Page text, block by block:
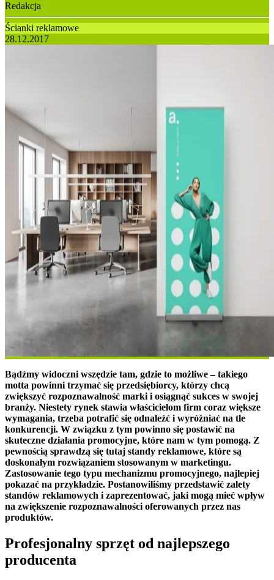
Redakcja
Ścianki reklamowe
28.12.2017
Bądźmy widoczni wszędzie tam, gdzie to możliwe – takiego
motta powinni trzymać się przedsiębiorcy, którzy chcą
zwiększyć rozpoznawalność marki i osiągnąć sukces w swojej
branży. Niestety rynek stawia właścicielom firm coraz większe
wymagania, trzeba potrafić się odnaleźć i wyróżniać na tle
konkurencji. W związku z tym powinno się postawić na
skuteczne działania promocyjne, które nam w tym pomogą. Z
pewnością sprawdzą się tutaj standy reklamowe, które są
doskonałym rozwiązaniem stosowanym w marketingu.
Zastosowanie tego typu mechanizmu promocyjnego, najlepiej
pokazać na przykładzie. Postanowiliśmy przedstawić zalety
standów reklamowych i zaprezentować, jaki mogą mieć wpływ
na zwiększenie rozpoznawalności oferowanych przez nas
produktów.
Profesjonalny sprzęt od najlepszego
producenta